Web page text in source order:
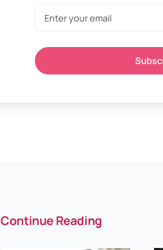
Continue Reading